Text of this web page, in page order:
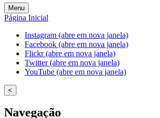
All
in
One
Accessibility
screen
reader,
press
"Ctrl
/".
This
shortcut
activates
Menu
Página Inicial
Instagram (abre em nova janela)
Facebook (abre em nova janela)
Flickr (abre em nova janela)
Twitter (abre em nova janela)
YouTube (abre em nova janela)
<
Navegação